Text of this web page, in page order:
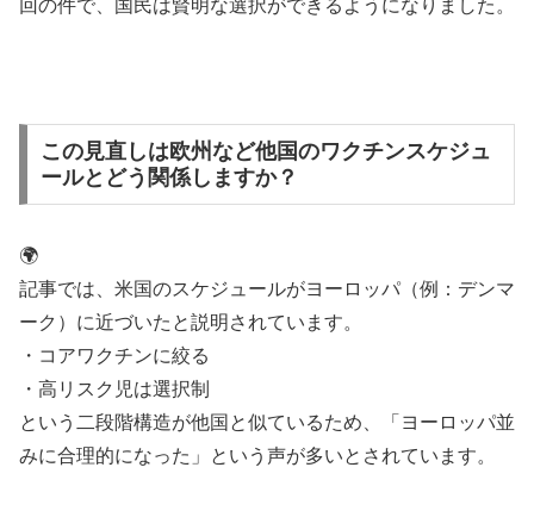
回の件で、国民は賢明な選択ができるようになりました。
この見直しは欧州など他国のワクチンスケジュ
ールとどう関係しますか？
🌍
記事では、米国のスケジュールがヨーロッパ（例：デンマ
ーク）に近づいたと説明されています。
・コアワクチンに絞る
・高リスク児は選択制
という二段階構造が他国と似ているため、「ヨーロッパ並
みに合理的になった」という声が多いとされています。